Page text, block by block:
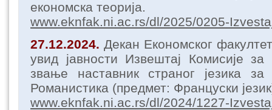
економска теорија.
www.eknfak.ni.ac.rs/dl/2025/0205-
27.12.2024. Декан Економског
увид јавности Извештај Комисије
звање наставник страног језика
Романистика (предмет: Француски
www.eknfak.ni.ac.rs/dl/2024/1227-